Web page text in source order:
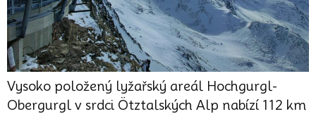
Vysoko položený lyžařský areál Hochgurgl-
Obergurgl v srdci Ötztalských Alp nabízí 112 km